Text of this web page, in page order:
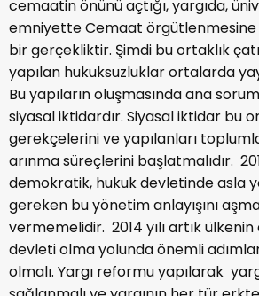
cemaatin önünü açtığı, yargıda,
emniyette Cemaat örgütlenmesine
bir gerçekliktir. Şimdi bu ortaklık
yapılan hukuksuzluklar ortalarda
Bu yapıların oluşmasında ana
siyasal iktidardır. Siyasal iktidar bu
gerekçelerini ve yapılanları
arınma süreçlerini başlatmalıdır.
demokratik, hukuk devletinde asla
gereken bu yönetim anlayışını
vermemelidir. 2014 yılı artık ülkenin
devleti olma yolunda önemli
olmalı. Yargı reformu yapılarak